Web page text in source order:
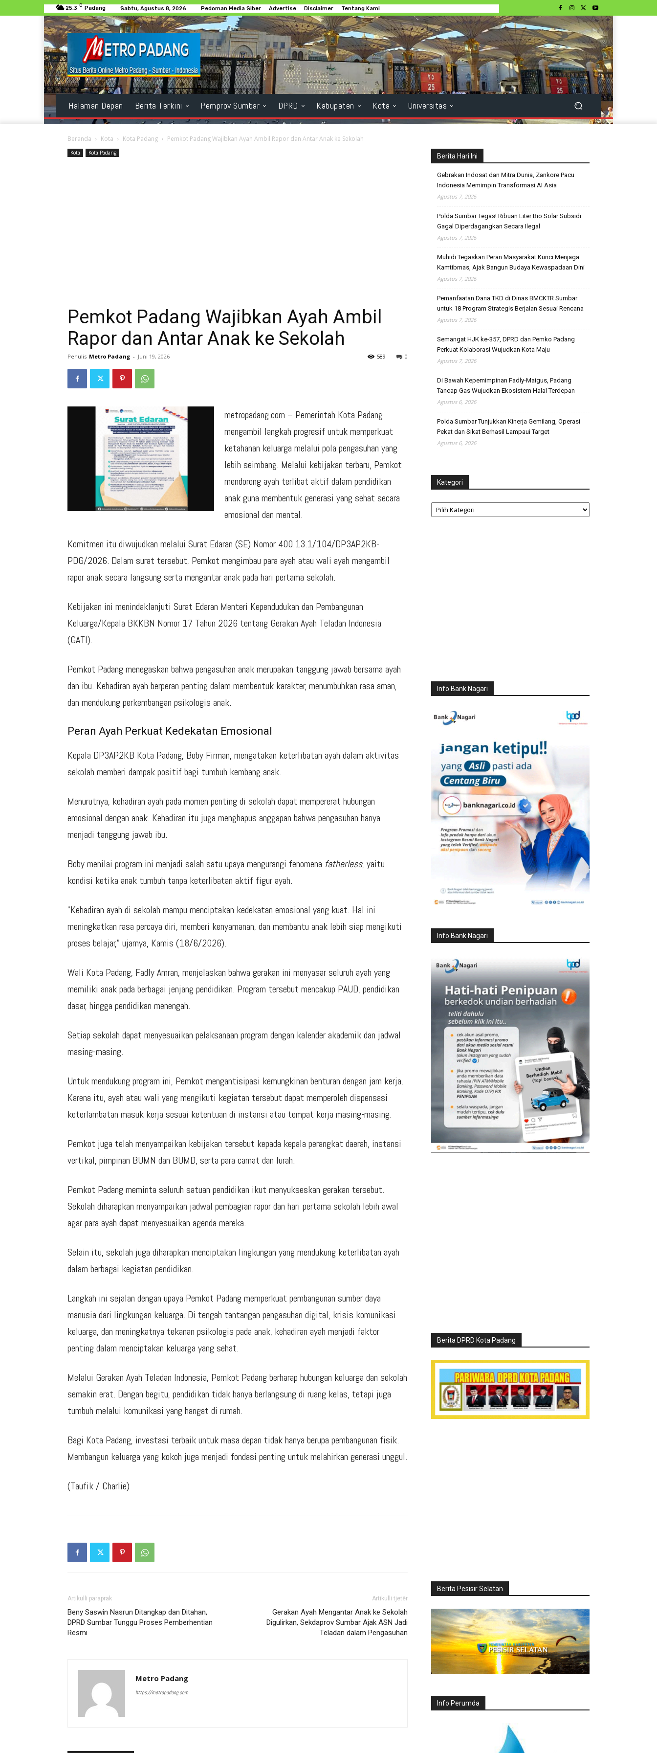
25.3 C Padang Sabtu, Agustus 8, 2026 Pedoman Media Siber Advertise Disclaimer Tentang Kami
Halaman Depan Berita Terkini Pemprov Sumbar DPRD Kabupaten Kota Universitas
Beranda Kota Kota Padang Pemkot Padang Wajibkan Ayah Ambil Rapor dan Antar Anak ke Sekolah
Kota Kota Padang
Pemkot Padang Wajibkan Ayah Ambil
Rapor dan Antar Anak ke Sekolah
Penulis Metro Padang - Juni 19, 2026 0
589
metropadang.com – Pemerintah Kota Padang
mengambil langkah progresif untuk memperkuat
ketahanan keluarga melalui pola pengasuhan yang
lebih seimbang. Melalui kebijakan terbaru, Pemkot
mendorong ayah terlibat aktif dalam pendidikan
anak guna membentuk generasi yang sehat secara
emosional dan mental.
Komitmen itu diwujudkan melalui Surat Edaran (SE) Nomor 400.13.1/104/DP3AP2KB-
PDG/2026. Dalam surat tersebut, Pemkot mengimbau para ayah atau wali ayah mengambil
rapor anak secara langsung serta mengantar anak pada hari pertama sekolah.
Kebijakan ini menindaklanjuti Surat Edaran Menteri Kependudukan dan Pembangunan
Keluarga/Kepala BKKBN Nomor 17 Tahun 2026 tentang Gerakan Ayah Teladan Indonesia
(GATI).
Pemkot Padang menegaskan bahwa pengasuhan anak merupakan tanggung jawab bersama ayah
dan ibu. Kehadiran ayah berperan penting dalam membentuk karakter, menumbuhkan rasa aman,
dan mendukung perkembangan psikologis anak.
Peran Ayah Perkuat Kedekatan Emosional
Kepala DP3AP2KB Kota Padang, Boby Firman, mengatakan keterlibatan ayah dalam aktivitas
sekolah memberi dampak positif bagi tumbuh kembang anak.
Menurutnya, kehadiran ayah pada momen penting di sekolah dapat mempererat hubungan
emosional dengan anak. Kehadiran itu juga menghapus anggapan bahwa pengasuhan hanya
menjadi tanggung jawab ibu.
Boby menilai program ini menjadi salah satu upaya mengurangi fenomena fatherless, yaitu
kondisi ketika anak tumbuh tanpa keterlibatan aktif figur ayah.
“Kehadiran ayah di sekolah mampu menciptakan kedekatan emosional yang kuat. Hal ini
meningkatkan rasa percaya diri, memberi kenyamanan, dan membantu anak lebih siap mengikuti
proses belajar,” ujarnya, Kamis (18/6/2026).
Wali Kota Padang, Fadly Amran, menjelaskan bahwa gerakan ini menyasar seluruh ayah yang
memiliki anak pada berbagai jenjang pendidikan. Program tersebut mencakup PAUD, pendidikan
dasar, hingga pendidikan menengah.
Setiap sekolah dapat menyesuaikan pelaksanaan program dengan kalender akademik dan jadwal
masing-masing.
Untuk mendukung program ini, Pemkot mengantisipasi kemungkinan benturan dengan jam kerja.
Karena itu, ayah atau wali yang mengikuti kegiatan tersebut dapat memperoleh dispensasi
keterlambatan masuk kerja sesuai ketentuan di instansi atau tempat kerja masing-masing.
Pemkot juga telah menyampaikan kebijakan tersebut kepada kepala perangkat daerah, instansi
vertikal, pimpinan BUMN dan BUMD, serta para camat dan lurah.
Pemkot Padang meminta seluruh satuan pendidikan ikut menyukseskan gerakan tersebut.
Sekolah diharapkan menyampaikan jadwal pembagian rapor dan hari pertama sekolah lebih awal
agar para ayah dapat menyesuaikan agenda mereka.
Selain itu, sekolah juga diharapkan menciptakan lingkungan yang mendukung keterlibatan ayah
dalam berbagai kegiatan pendidikan.
Langkah ini sejalan dengan upaya Pemkot Padang memperkuat pembangunan sumber daya
manusia dari lingkungan keluarga. Di tengah tantangan pengasuhan digital, krisis komunikasi
keluarga, dan meningkatnya tekanan psikologis pada anak, kehadiran ayah menjadi faktor
penting dalam menciptakan keluarga yang sehat.
Melalui Gerakan Ayah Teladan Indonesia, Pemkot Padang berharap hubungan keluarga dan sekolah
semakin erat. Dengan begitu, pendidikan tidak hanya berlangsung di ruang kelas, tetapi juga
tumbuh melalui komunikasi yang hangat di rumah.
Bagi Kota Padang, investasi terbaik untuk masa depan tidak hanya berupa pembangunan fisik.
Membangun keluarga yang kokoh juga menjadi fondasi penting untuk melahirkan generasi unggul.
(Taufik / Charlie)
Artikulli paraprak
Beny Saswin Nasrun Ditangkap dan Ditahan,
DPRD Sumbar Tunggu Proses Pemberhentian
Resmi
Artikulli tjetër
Gerakan Ayah Mengantar Anak ke Sekolah
Digulirkan, Sekdaprov Sumbar Ajak ASN Jadi
Teladan dalam Pengasuhan
Metro Padang
https://metropadang.com
Berita Hari Ini
Gebrakan Indosat dan Mitra Dunia, Zankore Pacu
Indonesia Memimpin Transformasi AI Asia
Agustus 7, 2026
Polda Sumbar Tegas! Ribuan Liter Bio Solar Subsidi
Gagal Diperdagangkan Secara Ilegal
Agustus 7, 2026
Muhidi Tegaskan Peran Masyarakat Kunci Menjaga
Kamtibmas, Ajak Bangun Budaya Kewaspadaan Dini
Agustus 7, 2026
Pemanfaatan Dana TKD di Dinas BMCKTR Sumbar
untuk 18 Program Strategis Berjalan Sesuai Rencana
Agustus 7, 2026
Semangat HJK ke-357, DPRD dan Pemko Padang
Perkuat Kolaborasi Wujudkan Kota Maju
Agustus 7, 2026
Di Bawah Kepemimpinan Fadly-Maigus, Padang
Tancap Gas Wujudkan Ekosistem Halal Terdepan
Agustus 6, 2026
Polda Sumbar Tunjukkan Kinerja Gemilang, Operasi
Pekat dan Sikat Berhasil Lampaui Target
Agustus 6, 2026
Kategori
Kategori
Info Bank Nagari
Info Bank Nagari
Berita DPRD Kota Padang
Berita Pesisir Selatan
Info Perumda